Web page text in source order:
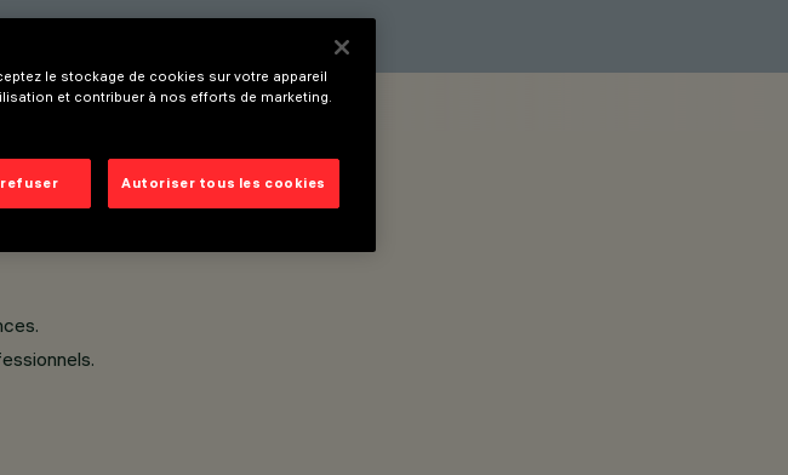
le stockage de cookies sur votre appareil
et contribuer à nos efforts de marketing.
Autoriser tous les cookies